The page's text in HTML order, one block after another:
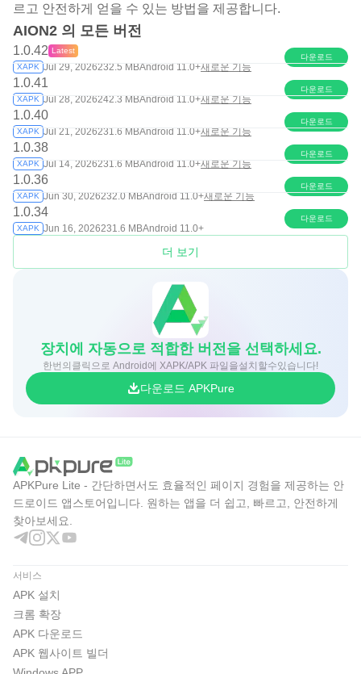
르고 안전하게 얻을 수 있는 방법을 제공합니다.
AION2 의 모든 버전
1.0.42 Latest
XAPK Jul 29, 2026232.5 MBAndroid 11.0+새로운 기능
다운로드
1.0.41
XAPK Jul 28, 2026242.3 MBAndroid 11.0+새로운 기능
다운로드
1.0.40
XAPK Jul 21, 2026231.6 MBAndroid 11.0+새로운 기능
다운로드
1.0.38
XAPK Jul 14, 2026231.6 MBAndroid 11.0+새로운 기능
다운로드
1.0.36
XAPK Jun 30, 2026232.0 MBAndroid 11.0+새로운 기능
다운로드
1.0.34
XAPK Jun 16, 2026231.6 MBAndroid 11.0+
다운로드
더 보기
장치에 자동으로 적합한 버전을 선택하세요.
한번의클릭으로 Android에 XAPK/APK 파일을설치할수있습니다!
다운로드 APKPure
APKPure Lite - 간단하면서도 효율적인 페이지 경험을 제공하는 안
드로이드 앱스토어입니다. 원하는 앱을 더 쉽고, 빠르고, 안전하게
찾아보세요.
서비스
APK 설치
크롬 확장
APK 다운로드
APK 웹사이트 빌더